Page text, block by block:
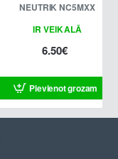
IR VEIKALĀ
NEUTRIK NC5MXX
6.50€
Pievienot grozam